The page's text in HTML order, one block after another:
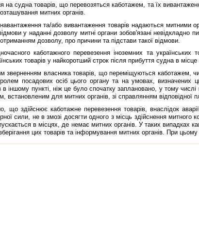
судна товарiв, що перевозяться каботажем, та їх
митних органiв.
та/або вивантаження товарiв надаються митними
у наданнi дозволу митнi органи зобов'язанi невiдкладно
дозволу, про причини та пiдстави такої вiдмови.
каботажного перевезення iноземних та українських
товарiв у найкоротший строк пiсля прибуття судна в
власника товарiв, що перемiщуються каботажем, чи
посадових осiб цього органу та на умовах, визначених
в iншому пунктi, нiж це було спочатку заплановано, у тому
встановленим для митних органiв, зi справлянням вiдповiдної
здiйснює каботажне перевезення товарiв, внаслiдок
сили, не в змозi досягти одного з мiсць здiйснення митного
в мiсцях, де немає митних органiв. У таких випадках
цих товарiв та iнформування митних органiв. При